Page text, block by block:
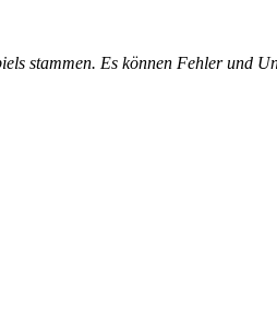
stammen. Es können Fehler und